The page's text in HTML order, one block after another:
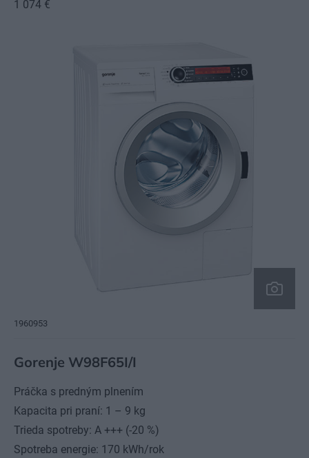
1 074 €
1960953
Gorenje W98F65I/I
Práčka s predným plnením
Kapacita pri praní: 1 – 9 kg
Trieda spotreby: A +++ (-20 %)
Spotreba energie: 170 kWh/rok